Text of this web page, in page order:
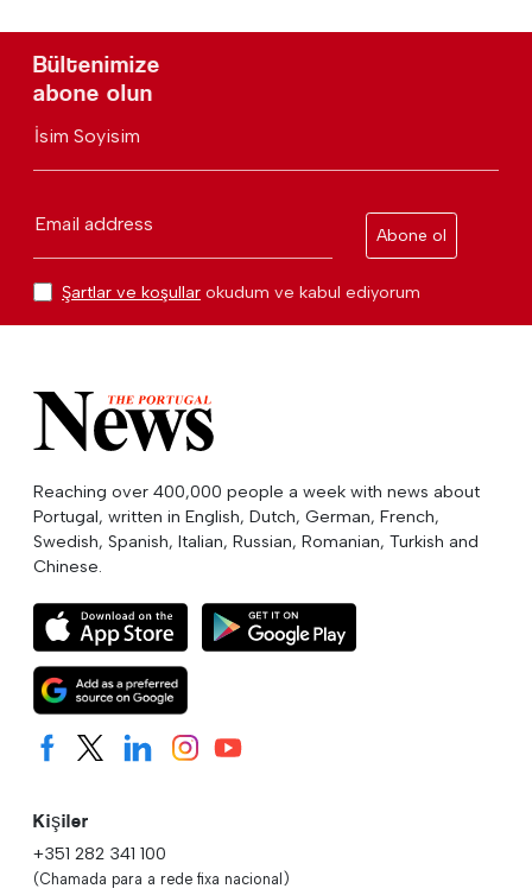
Bültenimize
abone olun
İsim Soyisim
Email address
Abone ol
Şartlar ve koşullar okudum ve kabul ediyorum
Reaching over 400,000 people a week with news about
Portugal, written in English, Dutch, German, French,
Swedish, Spanish, Italian, Russian, Romanian, Turkish and
Chinese.
Kişiler
+351 282 341 100
(Chamada para a rede fixa nacional)